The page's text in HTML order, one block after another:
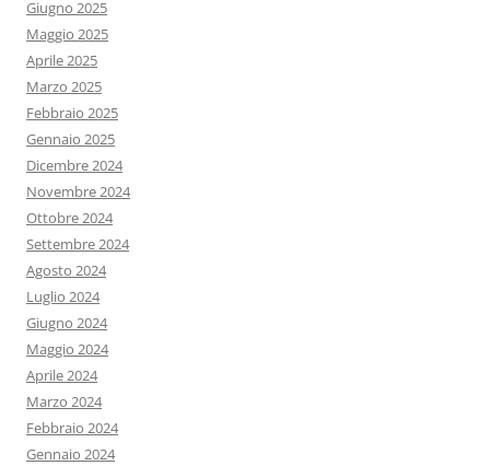
Giugno 2025
Maggio 2025
Aprile 2025
Marzo 2025
Febbraio 2025
Gennaio 2025
Dicembre 2024
Novembre 2024
Ottobre 2024
Settembre 2024
Agosto 2024
Luglio 2024
Giugno 2024
Maggio 2024
Aprile 2024
Marzo 2024
Febbraio 2024
Gennaio 2024